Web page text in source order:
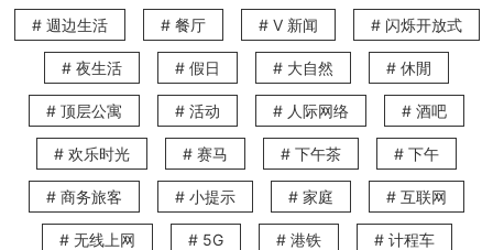
湾仔轩尼诗道340-342号国华大厦8楼8室
- 丹麦商业协会
湾仔港湾道23号鹰君中心2402B室
- 香港日本文化协会
# 週边生活 # 餐厅 # V 新闻 # 闪烁开放式
# 夜生活 # 假日 # 大自然 # 休閒
# 顶层公寓 # 活动 # 人际网络 # 酒吧
# 欢乐时光 # 赛马 # 下午茶 # 下午
# 商务旅客 # 小提示 # 家庭 # 互联网
# 无线上网 # 5G # 港铁 # 计程车